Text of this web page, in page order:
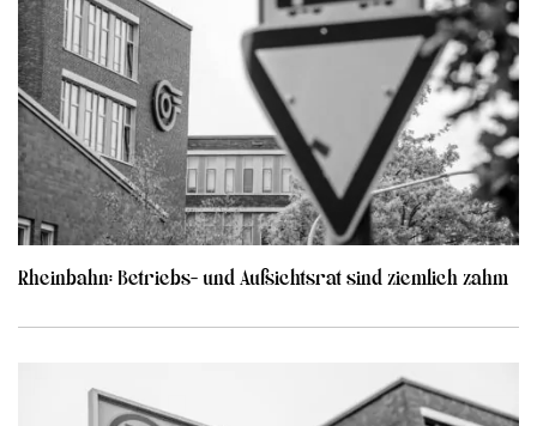
Rheinbahn: Betriebs- und Aufsichtsrat sind ziemlich zahm